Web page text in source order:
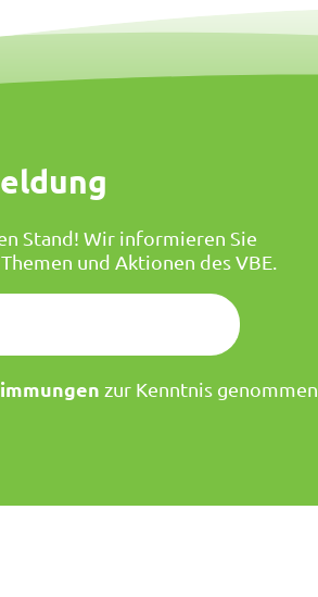
Stand! Wir informieren Sie
und Aktionen des VBE.
zur Kenntnis genommen.